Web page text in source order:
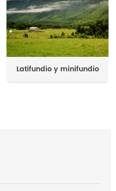
Latifundio y minifundio